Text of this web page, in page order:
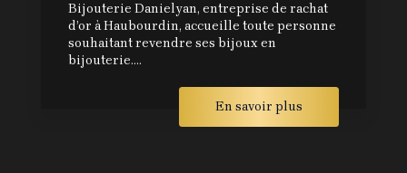
Bijouterie Danielyan, entreprise de rachat
d’or à Haubourdin, accueille toute personne
souhaitant revendre ses bijoux en
bijouterie....
En savoir plus